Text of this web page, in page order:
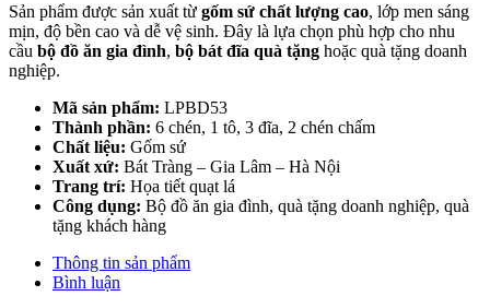
Sản phẩm được sản xuất từ gốm sứ chất lượng cao, lớp men sáng
mịn, độ bền cao và dễ vệ sinh. Đây là lựa chọn phù hợp cho nhu
cầu bộ đồ ăn gia đình, bộ bát đĩa quà tặng hoặc quà tặng doanh
nghiệp.
Mã sản phẩm: LPBD53
Thành phần: 6 chén, 1 tô, 3 đĩa, 2 chén chấm
Chất liệu: Gốm sứ
Xuất xứ: Bát Tràng – Gia Lâm – Hà Nội
Trang trí: Họa tiết quạt lá
Công dụng: Bộ đồ ăn gia đình, quà tặng doanh nghiệp, quà
tặng khách hàng
Thông tin sản phẩm
Bình luận